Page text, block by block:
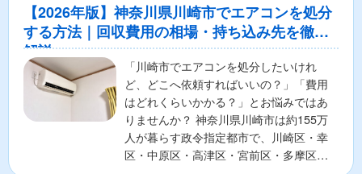
【2026年版】神奈川県川崎市でエアコンを処分
する方法｜回収費用の相場・持ち込み先を徹底
解説
「川崎市でエアコンを処分したいけれ
ど、どこへ依頼すればいいの？」「費用
はどれくらいかかる？」とお悩みではあ
りませんか？ 神奈川県川崎市は約155万
人が暮らす政令指定都市で、川崎区・幸
区・中原区・高津区・宮前区・多摩区・